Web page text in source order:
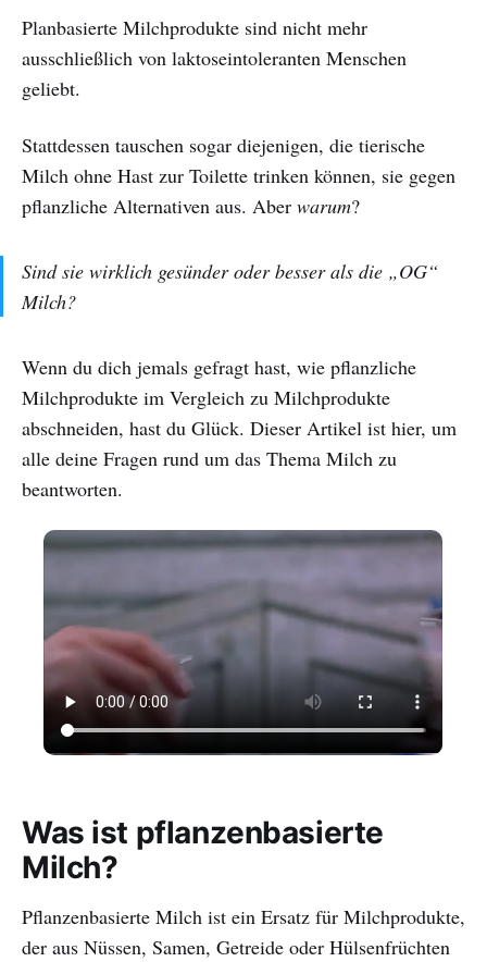
Planbasierte Milchprodukte sind nicht mehr
ausschließlich von laktoseintoleranten Menschen
geliebt.
Stattdessen tauschen sogar diejenigen, die tierische
Milch ohne Hast zur Toilette trinken können, sie gegen
pflanzliche Alternativen aus. Aber warum?
Sind sie wirklich gesünder oder besser als die „OG“
Milch?
Wenn du dich jemals gefragt hast, wie pflanzliche
Milchprodukte im Vergleich zu Milchprodukte
abschneiden, hast du Glück. Dieser Artikel ist hier, um
alle deine Fragen rund um das Thema Milch zu
beantworten.
Was ist pflanzenbasierte
Milch?
Pflanzenbasierte Milch ist ein Ersatz für Milchprodukte,
der aus Nüssen, Samen, Getreide oder Hülsenfrüchten